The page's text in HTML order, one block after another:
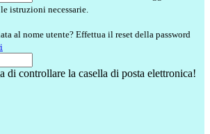
istruzioni necessarie.
al nome utente? Effettua il reset della password
di controllare la casella di posta elettronica!